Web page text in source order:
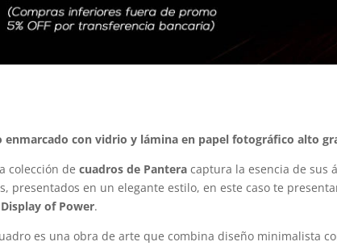
enmarcado con vidrio y lámina en papel fotográfico alto
colección decuadros de Pantera captura la esencia de sus
presentados en un elegante estilo, en este caso te
of Power.
es una obra de arte que combina diseño minimalista